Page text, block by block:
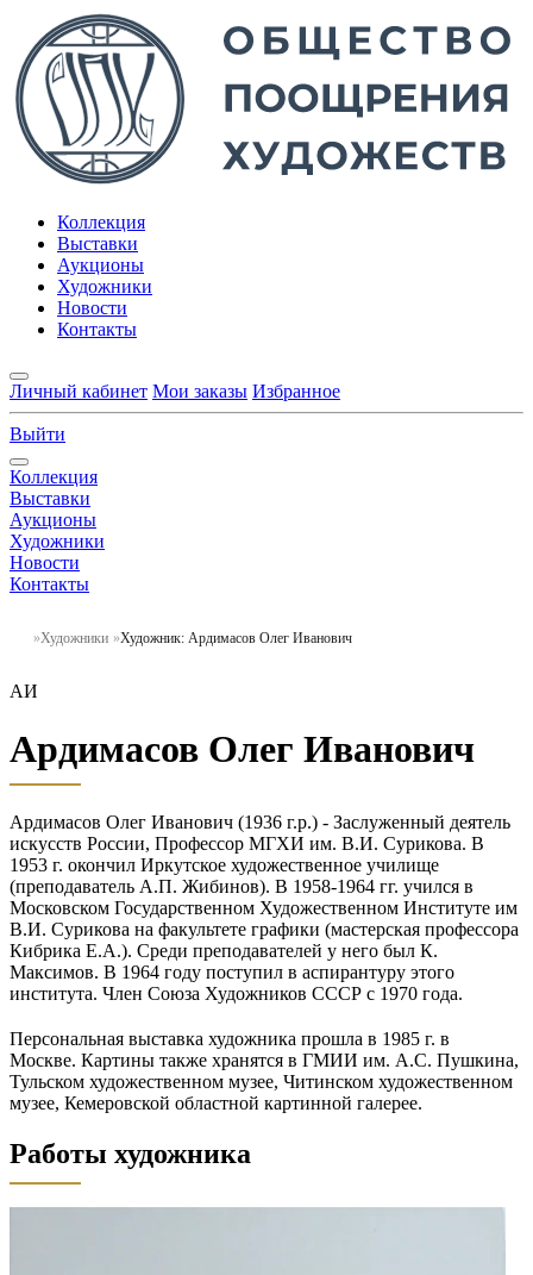
Коллекция
Выставки
Аукционы
Художники
Новости
Контакты
Личный кабинет Мои заказы Избранное
Выйти
Коллекция
Выставки
Аукционы
Художники
Новости
Контакты
Художники Художник: Ардимасов Олег Иванович
АИ
Ардимасов Олег Иванович
Ардимасов Олег Иванович (1936 г.р.) - Заслуженный деятель
искусств России, Профессор МГХИ им. В.И. Сурикова. В
1953 г. окончил Иркутское художественное училище
(преподаватель А.П. Жибинов). В 1958-1964 гг. учился в
Московском Государственном Художественном Институте им
В.И. Сурикова на факультете графики (мастерская профессора
Кибрика Е.А.). Среди преподавателей у него был К.
Максимов. В 1964 году поступил в аспирантуру этого
института. Член Союза Художников СССР с 1970 года.
Персональная выставка художника прошла в 1985 г. в
Москве. Картины также хранятся в ГМИИ им. А.С. Пушкина,
Тульском художественном музее, Читинском художественном
музее, Кемеровской областной картинной галерее.
Работы художника